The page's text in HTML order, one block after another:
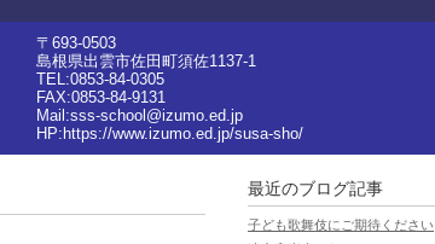
〒693-0503
島根県出雲市佐田町須佐1137-1
TEL:0853-84-0305
FAX:0853-84-9131
Mail:sss-school@izumo.ed.jp
HP: https://www.izumo.ed.jp/susa-sho/
最近のブログ記事
子ども歌舞伎にご期待ください